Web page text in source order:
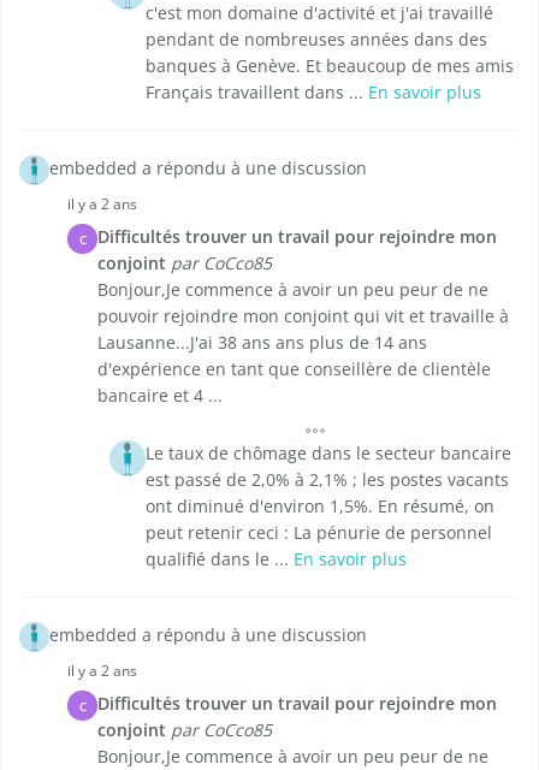
c'est mon domaine d'activité et j'ai travaillé
pendant de nombreuses années dans des
banques à Genève. Et beaucoup de mes amis
Français travaillent dans ... En savoir plus
embedded a répondu à une discussion
il y a 2 ans
C
Difficultés trouver un travail pour rejoindre mon
conjoint par CoCco85
Bonjour,Je commence à avoir un peu peur de ne
pouvoir rejoindre mon conjoint qui vit et travaille à
Lausanne...J'ai 38 ans ans plus de 14 ans
d'expérience en tant que conseillère de clientèle
bancaire et 4 ...
Le taux de chômage dans le secteur bancaire
est passé de 2,0% à 2,1% ; les postes vacants
ont diminué d'environ 1,5%. En résumé, on
peut retenir ceci : La pénurie de personnel
qualifié dans le ... En savoir plus
embedded a répondu à une discussion
il y a 2 ans
C
Difficultés trouver un travail pour rejoindre mon
conjoint par CoCco85
Bonjour,Je commence à avoir un peu peur de ne